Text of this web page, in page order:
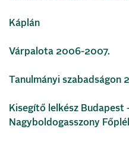
Káplán
Várpalota 2006-2007.
Tanulmányi szabadságon
Kisegítő lelkész Budapest
Nagyboldogasszony